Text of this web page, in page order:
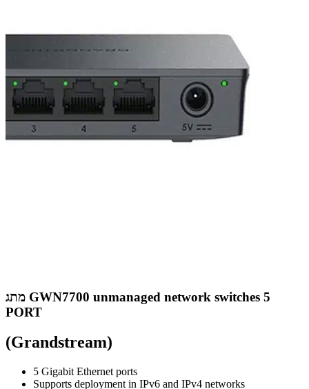
מתג GWN7700 unmanaged network switches 5
PORT
(Grandstream)
5 Gigabit Ethernet ports
Supports deployment in IPv6 and IPv4 networks